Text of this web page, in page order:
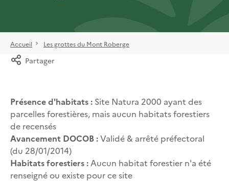
Accueil Les grottes du Mont Roberge
Partager
Présence d'habitats : Site Natura 2000 ayant des
parcelles forestières, mais aucun habitats forestiers
de recensés
Avancement DOCOB :Validé & arrêté préfectoral
(du 28/01/2014)
Habitats forestiers : Aucun habitat forestier n'a été
renseigné ou existe pour ce site